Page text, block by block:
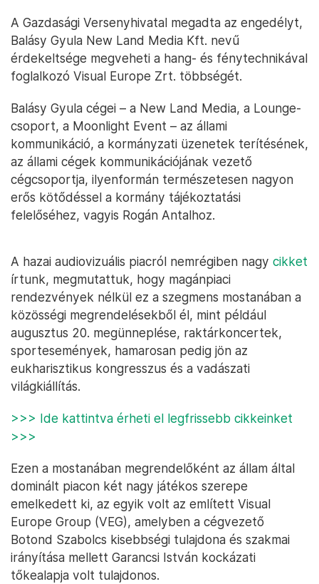
A Gazdasági Versenyhivatal megadta az engedélyt,
Balásy Gyula New Land Media Kft. nevű
érdekeltsége megveheti a hang- és fénytechnikával
foglalkozó Visual Europe Zrt. többségét.
Balásy Gyula cégei – a New Land Media, a Lounge-
csoport, a Moonlight Event – az állami
kommunikáció, a kormányzati üzenetek terítésének,
az állami cégek kommunikációjának vezető
cégcsoportja, ilyenformán természetesen nagyon
erős kötődéssel a kormány tájékoztatási
felelőséhez, vagyis Rogán Antalhoz.
A hazai audiovizuális piacról nemrégiben nagy cikket
írtunk, megmutattuk, hogy magánpiaci
rendezvények nélkül ez a szegmens mostanában a
közösségi megrendelésekből él, mint például
augusztus 20. megünneplése, raktárkoncertek,
sportesemények, hamarosan pedig jön az
eukharisztikus kongresszus és a vadászati
világkiállítás.
>>> Ide kattintva érheti el legfrissebb cikkeinket
>>>
Ezen a mostanában megrendelőként az állam által
dominált piacon két nagy játékos szerepe
emelkedett ki, az egyik volt az említett Visual
Europe Group (VEG), amelyben a cégvezető
Botond Szabolcs kisebbségi tulajdona és szakmai
irányítása mellett Garancsi István kockázati
tőkealapja volt tulajdonos.